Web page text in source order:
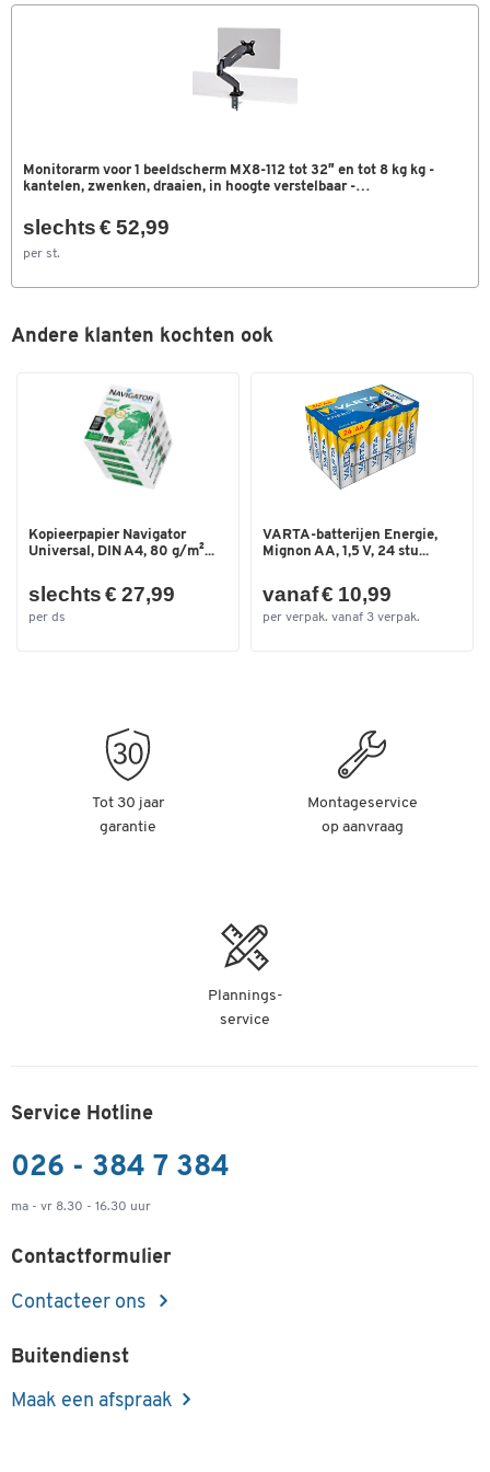
Monitorarm voor 1 beeldscherm MX8-112 tot 32″ en tot 8 kg kg -
kantelen, zwenken, draaien, in hoogte verstelbaar -
slechts € 52,99
per st.
Andere klanten kochten ook
Kopieerpapier Navigator
Universal, DIN A4, 80 g/m²...
slechts € 27,99
per ds
VARTA-batterijen Energie,
Mignon AA, 1,5 V, 24 stu...
vanaf € 10,99
per verpak. vanaf 3 verpak.
Tot 30 jaar
garantie
Montageservice
op aanvraag
Plannings-
service
Service Hotline
026 - 384 7 384
ma - vr 8.30 - 16.30 uur
Contactformulier
Contacteer ons
Buitendienst
Maak een afspraak